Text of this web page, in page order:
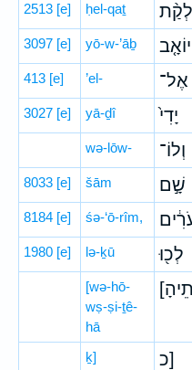
2513 [e] ḥel-qaṯ
3097 [e] yō-w-’āḇ יוֹאָ֤ב
413 [e] ’el- אֶל־
3027 [e] yā-ḏî יָדִי֙
wə-lōw- וְלוֹ־
8033 [e] šām שָׁ֣ם
8184 [e] śə-‘ō-rîm,
1980 [e] lə-ḵū לְכ֖וּ
[wə-hō-
wṣ-ṣi-ṯê-
hā
ḵ] כ]